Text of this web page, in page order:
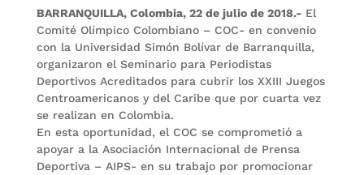
BARRANQUILLA, Colombia, 22 de julio de 2018.-El
Comité Olímpico Colombiano – COC- en convenio
con la Universidad Simón Bolívar de Barranquilla,
organizaron el Seminario para Periodistas
Deportivos Acreditados para cubrir los XXIII Juegos
Centroamericanos y del Caribe que por cuarta vez
se realizan en Colombia.
En esta oportunidad, el COC se comprometió a
apoyar a la Asociación Internacional de Prensa
Deportiva – AIPS- en su trabajo por promocionar